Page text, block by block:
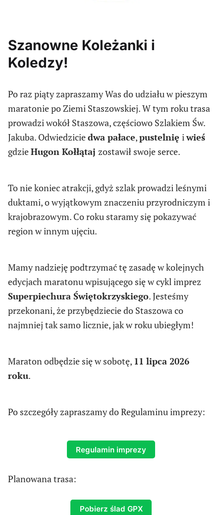
Szanowne Koleżanki i
Koledzy!
Po raz piąty zapraszamy Was do udziału w pieszym
maratonie po Ziemi Staszowskiej. W tym roku trasa
prowadzi wokół Staszowa, częściowo Szlakiem Św.
Jakuba. Odwiedziciedwa pałace,pustelnię iwieś
gdzieHugon Kołłątaj zostawił swoje serce.
To nie koniec atrakcji, gdyż szlak prowadzi leśnymi
duktami, o wyjątkowym znaczeniu przyrodniczym i
krajobrazowym. Co roku staramy się pokazywać
region w innym ujęciu.
Mamy nadzieję podtrzymać tę zasadę w kolejnych
edycjach maratonu wpisującego się w cykl imprez
Superpiechura Świętokrzyskiego. Jesteśmy
przekonani, że przybędziecie do Staszowa co
najmniej tak samo licznie, jak w roku ubiegłym!
Maraton odbędzie się w sobotę, 11 lipca 2026
roku.
Po szczegóły zapraszamy do Regulaminu imprezy:
Regulamin imprezy
Planowana trasa:
Pobierz ślad GPX